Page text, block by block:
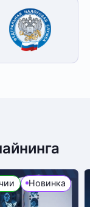
Новинка